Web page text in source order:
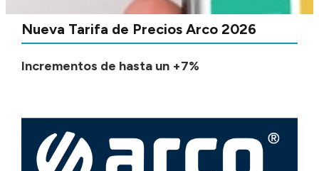
Nueva Tarifa de Precios Arco 2026
Incrementos de hasta un +7%